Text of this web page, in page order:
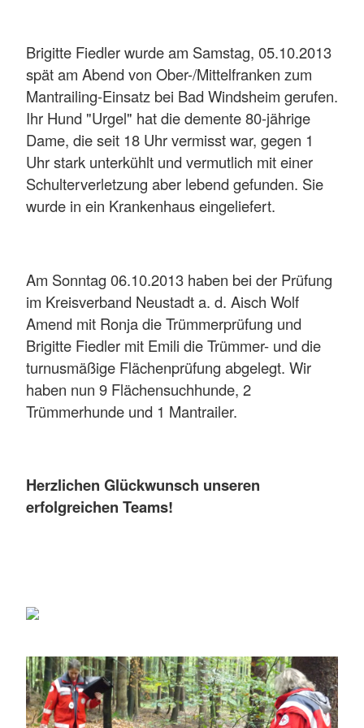
Brigitte Fiedler wurde am Samstag, 05.10.2013
spät am Abend von Ober-/Mittelfranken zum
Mantrailing-Einsatz bei Bad Windsheim gerufen.
Ihr Hund "Urgel" hat die demente 80-jährige
Dame, die seit 18 Uhr vermisst war, gegen 1
Uhr stark unterkühlt und vermutlich mit einer
Schulterverletzung aber lebend gefunden. Sie
wurde in ein Krankenhaus eingeliefert.
Am Sonntag 06.10.2013 haben bei der Prüfung
im Kreisverband Neustadt a. d. Aisch Wolf
Amend mit Ronja die Trümmerprüfung und
Brigitte Fiedler mit Emili die Trümmer- und die
turnusmäßige Flächenprüfung abgelegt. Wir
haben nun 9 Flächensuchhunde, 2
Trümmerhunde und 1 Mantrailer.
Herzlichen Glückwunsch unseren
erfolgreichen Teams!